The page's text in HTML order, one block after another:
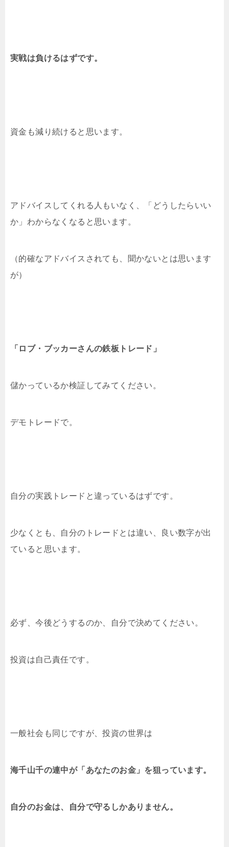
実戦は負けるはずです。
資金も減り続けると思います。
アドバイスしてくれる人もいなく、「どうしたらいい
か」わからなくなると思います。
（的確なアドバイスされても、聞かないとは思います
が）
「ロブ・ブッカーさんの鉄板トレード」
儲かっているか検証してみてください。
デモトレードで。
自分の実践トレードと違っているはずです。
少なくとも、自分のトレードとは違い、良い数字が出
ていると思います。
必ず、今後どうするのか、自分で決めてください。
投資は自己責任です。
一般社会も同じですが、投資の世界は
海千山千の連中が「あなたのお金」を狙っています。
自分のお金は、自分で守るしかありません。